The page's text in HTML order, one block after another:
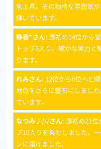
急上昇。その独特な雰囲気
輝いています。
静香*さん: 週初め14位から
トップ5入り。確かな実力
ります。
れみさん: 12位から6位へと
地位をさらに盤石にしまし
ています。
なつみ♪///さん: 週初め21位
プ10入りを果たしました。
ンに届けました。